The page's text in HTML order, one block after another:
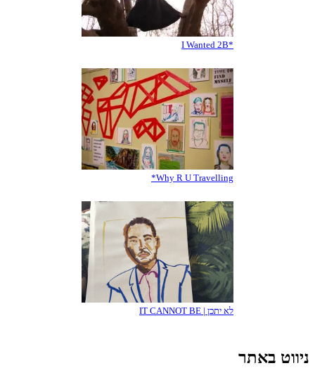
*I Wanted 2B
Why R U Travelling*
לא יתכן | IT CANNOT BE
ניווט באתר